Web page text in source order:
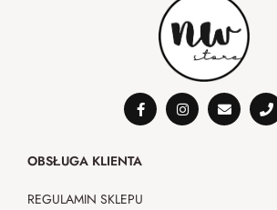
OBSŁUGA KLIENTA
REGULAMIN SKLEPU